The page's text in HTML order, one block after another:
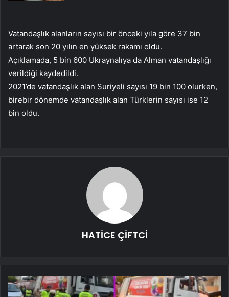
Vatandaşlık alanların sayısı bir önceki yıla göre 37 bin
artarak son 20 yılın en yüksek rakamı oldu.
Açıklamada, 5 bin 600 Ukraynalıya da Alman vatandaşlığı
verildiği kaydedildi.
2021’de vatandaşlık alan Suriyeli sayısı 19 bin 100 olurken,
birebir dönemde vatandaşlık alan Türklerin sayısı ise 12
bin oldu.
HATİCE ÇİFTCİ